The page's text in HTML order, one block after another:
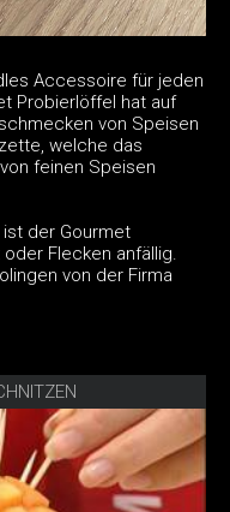
Accessoire für jeden
Probierlöffel hat auf
von Speisen
welche das
feinen Speisen
der Gourmet
Flecken anfällig.
von der Firma